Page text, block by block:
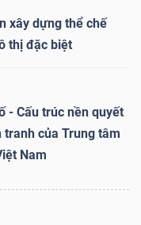
xây dựng thể chế
thị đặc biệt
- Cấu trúc nền quyết
của Trung tâm
Nam